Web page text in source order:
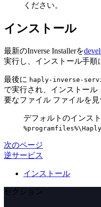
ください。
インストール
最新のInverse Installerを
実行し、インストール手順
最後に haply-inverse-
で実行され、インストー
要なファイル ファイルを見
デフォルトのインス
次のページ
逆サービス
インストール
セクション